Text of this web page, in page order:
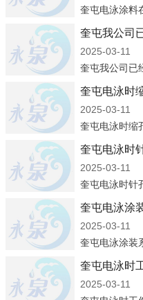
奎屯电泳涂料
奎屯我公司
2025-03-11
奎屯我公司已
奎屯电泳时
2025-03-11
奎屯电泳时缩
奎屯电泳时
2025-03-11
奎屯电泳时针
奎屯电泳涂
2025-03-11
奎屯电泳涂装
奎屯电泳时
2025-03-11